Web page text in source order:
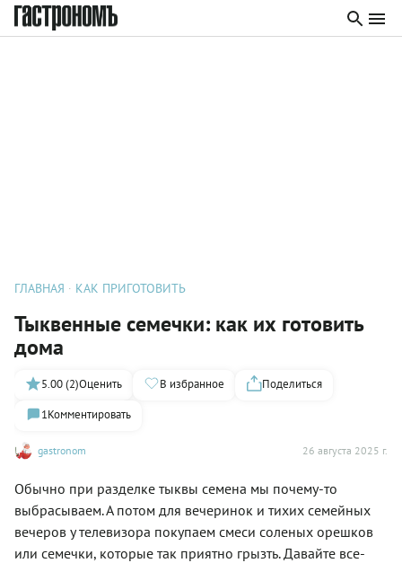
ГЛАВНАЯ КАК ПРИГОТОВИТЬ
Тыквенные семечки: как их готовить
дома
gastronom 26 августа 2025 г.
5.00 (2)Оценить В избранное
Поделиться
1Комментировать
Обычно при разделке тыквы семена мы почему-то
выбрасываем. А потом для вечеринок и тихих семейных
вечеров у телевизора покупаем смеси соленых орешков
или семечки, которые так приятно грызть. Давайте все-